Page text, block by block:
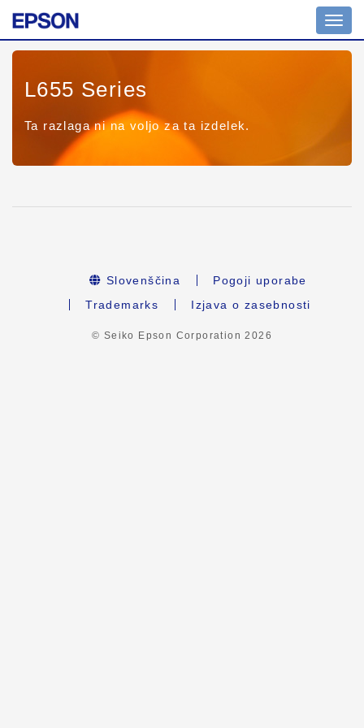
L655 Series
Ta razlaga ni na voljo za ta izdelek.
Slovenščina
Pogoji uporabe
Trademarks
Izjava o zasebnosti
© Seiko Epson Corporation2026